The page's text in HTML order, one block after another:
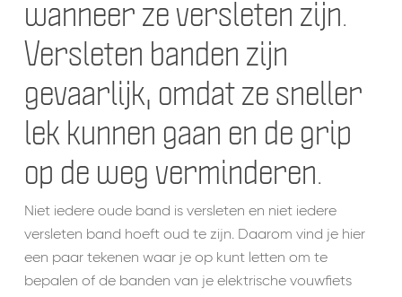
wanneer ze versleten zijn.
Versleten banden zijn
gevaarlijk, omdat ze sneller
lek kunnen gaan en de grip
op de weg verminderen.
Niet iedere oude band is versleten en niet iedere
versleten band hoeft oud te zijn. Daarom vind je hier
een paar tekenen waar je op kunt letten om te
bepalen of de banden van je elektrische vouwfiets